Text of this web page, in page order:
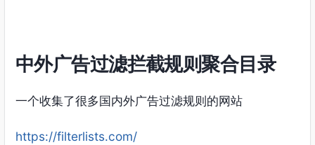
中外广告过滤拦截规则聚合目录
一个收集了很多国内外广告过滤规则的网站
https://filterlists.com/